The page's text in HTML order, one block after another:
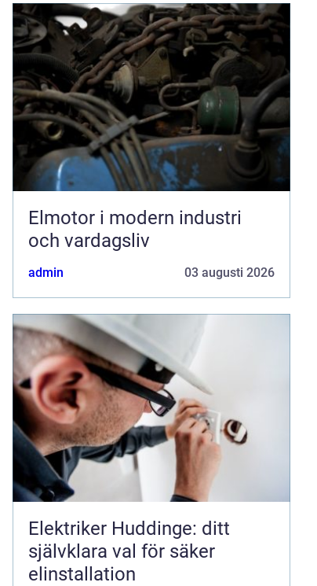
Elmotor i modern industri
och vardagsliv
admin 03 augusti 2026
Elektriker Huddinge: ditt
självklara val för säker
elinstallation